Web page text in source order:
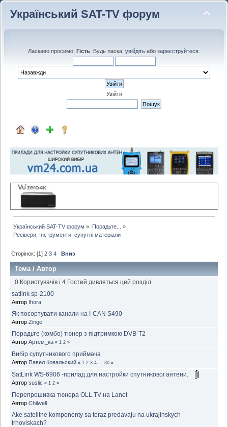
Український SAT-TV форум
Ласкаво просимо, Гість . Будь ласка, увійдіть або зареєструйтеся
Увійти
Український SAT-TV форум » Порадьте...
»
Ресівери, Інструменти, супутні матеріали
Сторінок: [1]2 3 4 Вниз
Тема /Автор
0 Користувачів і 4 Гостей дивляться цей розділ.
satlink sp-2100
Автор Ihora
Як посортувати канали на I-CAN S490
Автор Zinge
Порадьте (комбо) тюнер з підтримкою DVB-T2
Автор Артем_ка « 1 2 »
Вибір супутникового приймача
Автор Павел Ковальский « 1 2 3 4 30 »
SatLink WS-6906 -прилад для настройки спутникової антени.
Автор suslic « 1 2 »
Перепрошивка тюнера OLL.TV на Lanet
Автор Chilwell
Ake satelitne komponenty sa teraz predavaju na ukrajinskych
trhoviskach?